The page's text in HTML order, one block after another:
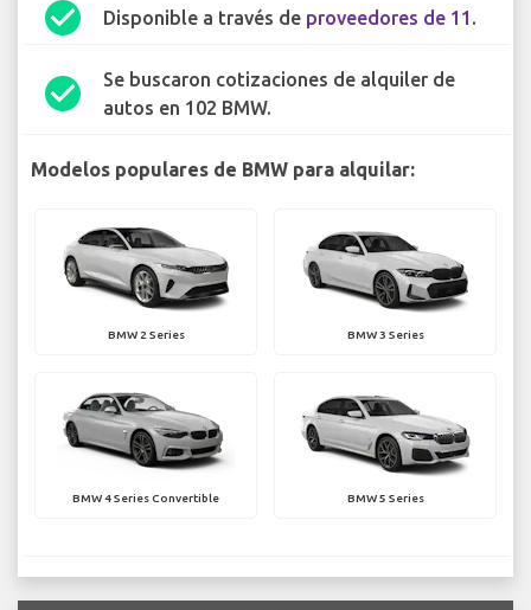
check_circle Disponible a través de proveedores de 11 .
check_circle
Se buscaron cotizaciones de alquiler de
autos en 102 BMW.
Modelos populares de BMW para alquilar:
BMW 2 Series BMW 3 Series
BMW 4 Series Convertible BMW 5 Series